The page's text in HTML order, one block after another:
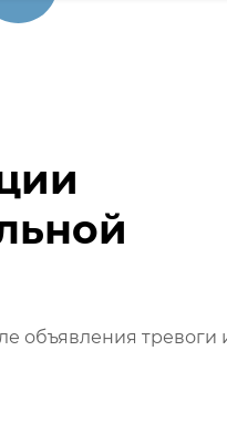
объявления тревоги